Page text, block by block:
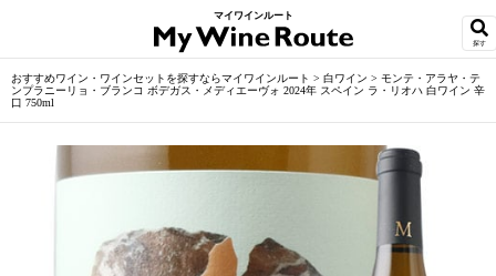
マイワインルート
探す
おすすめワイン・ワインセットを探すならマイワインルート > 白ワイン > モンテ・アラヤ・テ
ンプラニーリョ・ブランコ ボデガス・メディエーヴォ 2024年 スペイン ラ・リオハ 白ワイン 辛
口 750ml